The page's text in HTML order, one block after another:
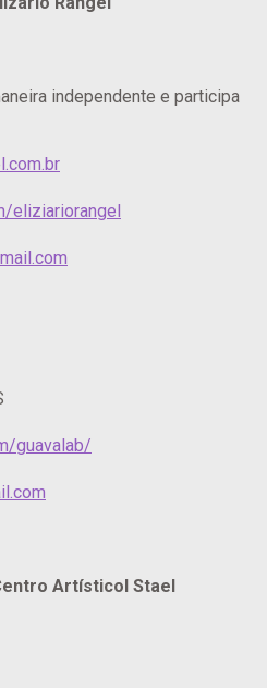
independente e participa
eliziariorangel
guavalab/
Artísticol Stael